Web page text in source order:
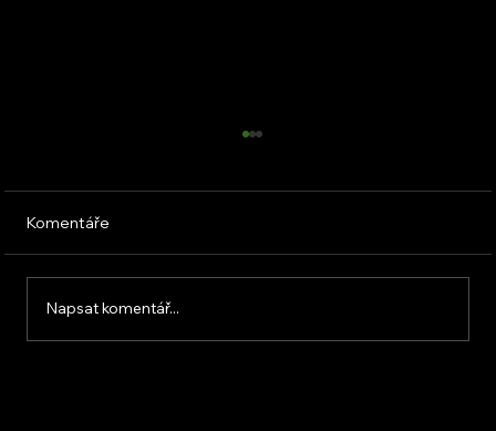
Komentáře
Napsat komentář...